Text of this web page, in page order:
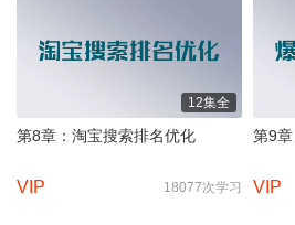
12集全
第8章：淘宝搜索排名优化
VIP 18077次学习
第9
VIP